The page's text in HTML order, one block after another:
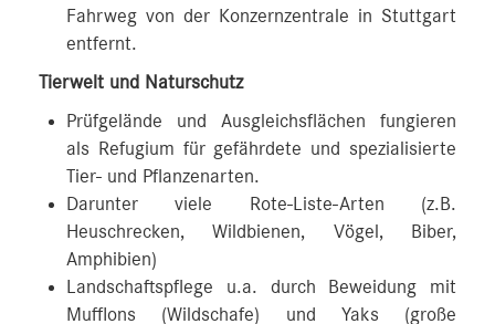
Fahrweg von der Konzernzentrale in Stuttgart
entfernt.
Tierwelt und Naturschutz
Prüfgelände und Ausgleichsflächen fungieren
als Refugium für gefährdete und spezialisierte
Tier- und Pflanzenarten.
Darunter viele Rote-Liste-Arten (z.B.
Heuschrecken, Wildbienen, Vögel, Biber,
Amphibien)
Landschaftspflege u.a. durch Beweidung mit
Mufflons (Wildschafe) und Yaks (große